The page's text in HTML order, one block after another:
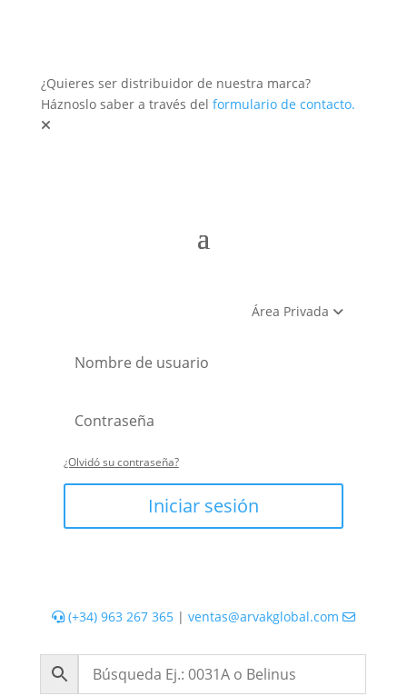
¿Quieres ser distribuidor de nuestra marca?
Háznoslo saber a través del formulario de contacto.
Área Privada
¿Olvidó su contraseña?
Iniciar sesión
(+34) 963 267 365| ventas@arvakglobal.com